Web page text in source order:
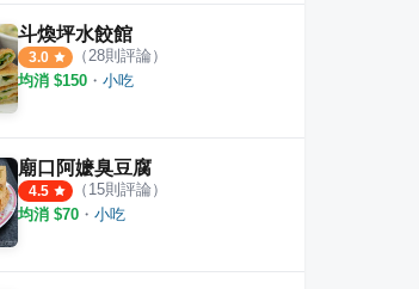
1則評論
斗煥坪水餃館
3.0 （28則評論）
均消 $150 ・ 小吃
廟口阿嬷臭豆腐
4.5 （ 15則評論）
均消 $70 ・ 小吃